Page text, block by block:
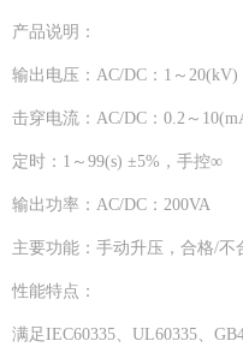
产品说明：
输出电压：AC/DC：1～20(kV)
击穿电流：AC/DC：0.2～
定时：1～99(s) ±5%，手控∞
输出功率：AC/DC：200VA
主要功能：手动升压，合格/不
性能特点：
满足IEC60335、UL60335、